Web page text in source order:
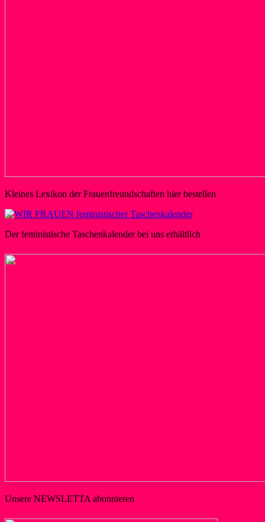
Kleines Lexikon der Frauenfreundschaften hier bestellen
Der feministische Taschenkalender bei uns erhältlich
Unsere NEWSLETTA abonnieren